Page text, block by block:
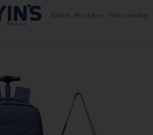
Sobre Produtos Prime Health